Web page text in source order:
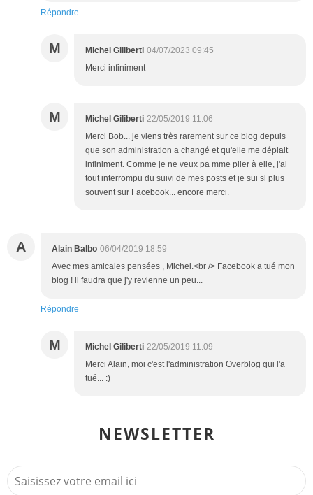
Répondre
M Michel Giliberti 04/07/2023 09:45
Merci infiniment
M Michel Giliberti 22/05/2019 11:06
Merci Bob... je viens très rarement sur ce blog depuis
que son administration a changé et qu'elle me déplait
infiniment. Comme je ne veux pa mme plier à elle, j'ai
tout interrompu du suivi de mes posts et je sui sl plus
souvent sur Facebook... encore merci.
A Alain Balbo 06/04/2019 18:59
Avec mes amicales pensées , Michel.<br /> Facebook a tué mon
blog ! il faudra que j'y revienne un peu...
Répondre
M Michel Giliberti 22/05/2019 11:09
Merci Alain, moi c'est l'administration Overblog qui l'a
tué... :)
NEWSLETTER